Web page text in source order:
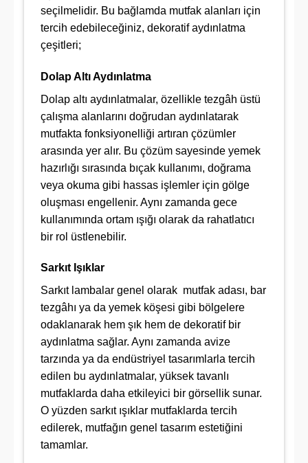
seçilmelidir. Bu bağlamda mutfak alanları için
tercih edebileceğiniz, dekoratif aydınlatma
çeşitleri;
Dolap Altı Aydınlatma
Dolap altı aydınlatmalar, özellikle tezgâh üstü
çalışma alanlarını doğrudan aydınlatarak
mutfakta fonksiyonelliği artıran çözümler
arasında yer alır. Bu çözüm sayesinde yemek
hazırlığı sırasında bıçak kullanımı, doğrama
veya okuma gibi hassas işlemler için gölge
oluşması engellenir. Aynı zamanda gece
kullanımında ortam ışığı olarak da rahatlatıcı
bir rol üstlenebilir.
Sarkıt Işıklar
Sarkıt lambalar genel olarak mutfak adası, bar
tezgâhı ya da yemek köşesi gibi bölgelere
odaklanarak hem şık hem de dekoratif bir
aydınlatma sağlar. Aynı zamanda avize
tarzında ya da endüstriyel tasarımlarla tercih
edilen bu aydınlatmalar, yüksek tavanlı
mutfaklarda daha etkileyici bir görsellik sunar.
O yüzden sarkıt ışıklar mutfaklarda tercih
edilerek, mutfağın genel tasarım estetiğini
tamamlar.